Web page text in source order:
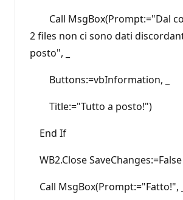
Call MsgBox(Prompt:="Dal
2 files non ci sono dati
posto", _
Buttons:=vbInformation, _
Title:="Tutto a posto!")
End If
WB2.Close SaveChanges:=False
Call MsgBox(Prompt:="Fatto!", _